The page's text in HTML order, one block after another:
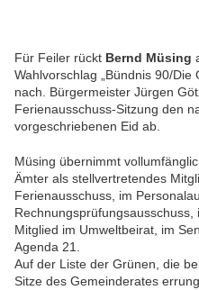
Für Feiler rückt Bernd Müsing
Wahlvorschlag „Bündnis 90/
nach. Bürgermeister Jürgen
Ferienausschuss-Sitzung den
vorgeschriebenen Eid ab.
Müsing übernimmt
Ämter als stellvertretendes
Ferienausschuss, im
Mitglied im Umweltbeirat, im
Agenda 21.
Auf der Liste der Grünen, die
Sitze des Gemeinderates